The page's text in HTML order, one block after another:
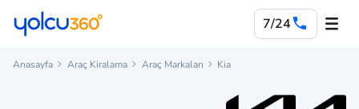
7/24
Anasayfa Araç Kiralama Araç Markaları Kia